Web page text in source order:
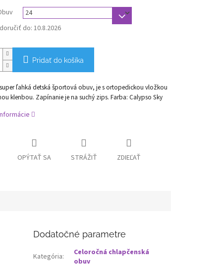
do: 10.8.2026
Pridať do košíka
ľahká detská športová obuv, je s ortopedickou vložkou
klenbou. Zapínanie je na suchý zips. Farba: Calypso Sky
OPÝTAŤ SA STRÁŽIŤ ZDIEĽAŤ
Dodatočné parametre
Kategória:
Celoročná chlapčenská
obuv